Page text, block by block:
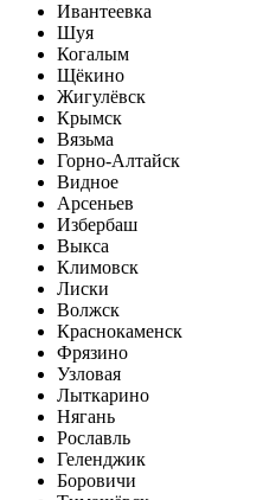
Ивантеевка
Шуя
Когалым
Щёкино
Жигулёвск
Крымск
Вязьма
Горно-Алтайск
Видное
Арсеньев
Избербаш
Выкса
Климовск
Лиски
Волжск
Краснокаменск
Фрязино
Узловая
Лыткарино
Нягань
Рославль
Геленджик
Боровичи